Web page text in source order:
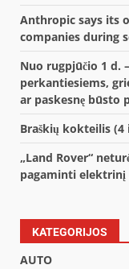
Anthropic says its
companies during
Nuo rugpjūčio 1 d.
perkantiesiems,
ar paskesnę būsto
Braškių kokteilis
„Land Rover“
pagaminti elektrinį
KATEGORIJOS
AUTO